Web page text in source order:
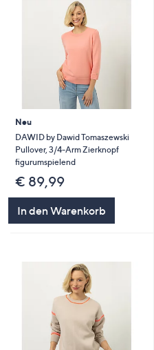
anzuzeigen.
Neu
DAWID by Dawid Tomaszewski
Pullover, 3/4-Arm Zierknopf
figurumspielend
€ 89,99
In den Warenkorb